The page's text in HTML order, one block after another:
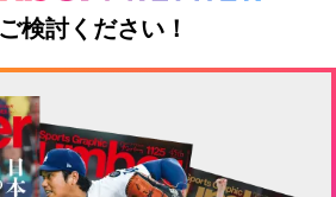
検討ください！